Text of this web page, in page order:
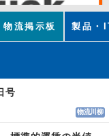
物流掲示板 製品・
号
物流川柳